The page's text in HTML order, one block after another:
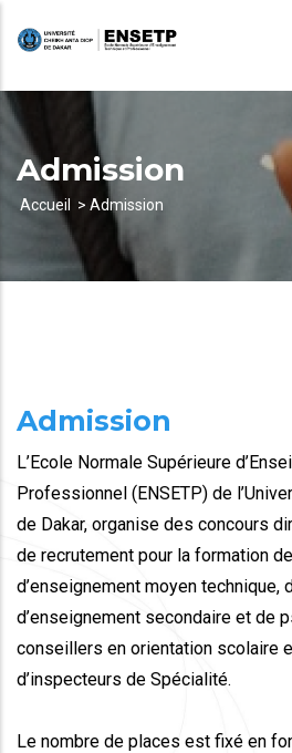
principal
Admission
d'Ariane
Accueil Admission
Admission
L’Ecole Normale Supérieure
Professionnel (ENSETP) de
de Dakar, organise des concours
de recrutement pour la formation
d’enseignement moyen technique,
d’enseignement secondaire et de
conseillers en orientation scolaire
d’inspecteurs de Spécialité.
Le nombre de places est fixé en